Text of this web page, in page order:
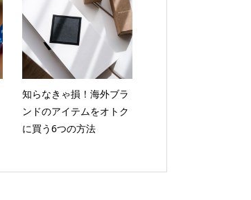
知らなきゃ損！海外ブラ
ンドのアイテムをオトク
に買う6つの方法